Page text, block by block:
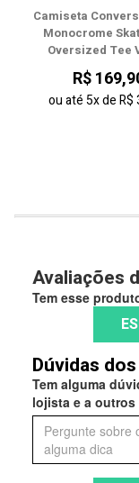
Camiseta
Monocrome
Oversized Tee
R$
ou até5xdeR$
Avaliações
Tem esse
Dúvidas
Tem alguma
lojista e a